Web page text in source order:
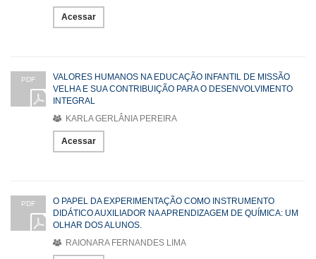
Acessar
PDF
VALORES HUMANOS NA EDUCAÇÃO INFANTIL DE MISSÃO
VELHA E SUA CONTRIBUIÇÃO PARA O DESENVOLVIMENTO
INTEGRAL
KARLA GERLÂNIA PEREIRA
Acessar
PDF
O PAPEL DA EXPERIMENTAÇÃO COMO INSTRUMENTO
DIDÁTICO AUXILIADOR NA APRENDIZAGEM DE QUÍMICA: UM
OLHAR DOS ALUNOS.
RAIONARA FERNANDES LIMA